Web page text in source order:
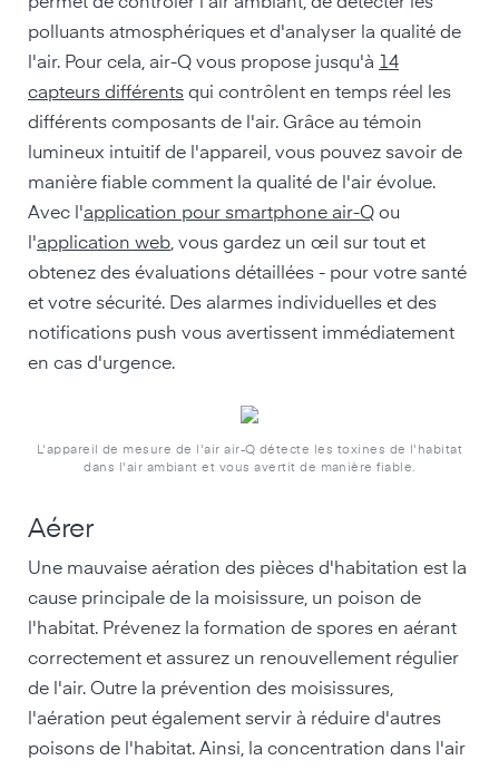
polluants atmosphériques et d'analyser la qualité de
l'air. Pour cela, air-Q vous propose jusqu'à 14
capteurs différents qui contrôlent en temps réel les
différents composants de l'air. Grâce au témoin
lumineux intuitif de l'appareil, vous pouvez savoir de
manière fiable comment la qualité de l'air évolue.
Avec l'application pour smartphone air-Q ou
l'application web, vous gardez un œil sur tout et
obtenez des évaluations détaillées - pour votre santé
et votre sécurité. Des alarmes individuelles et des
notifications push vous avertissent immédiatement
en cas d'urgence.
L'appareil de mesure de l'air air-Q détecte les toxines de l'habitat
dans l'air ambiant et vous avertit de manière fiable.
Aérer
Une mauvaise aération des pièces d'habitation est la
cause principale de la moisissure, un poison de
l'habitat. Prévenez la formation de spores en aérant
correctement et assurez un renouvellement régulier
de l'air. Outre la prévention des moisissures,
l'aération peut également servir à réduire d'autres
poisons de l'habitat. Ainsi, la concentration dans l'air